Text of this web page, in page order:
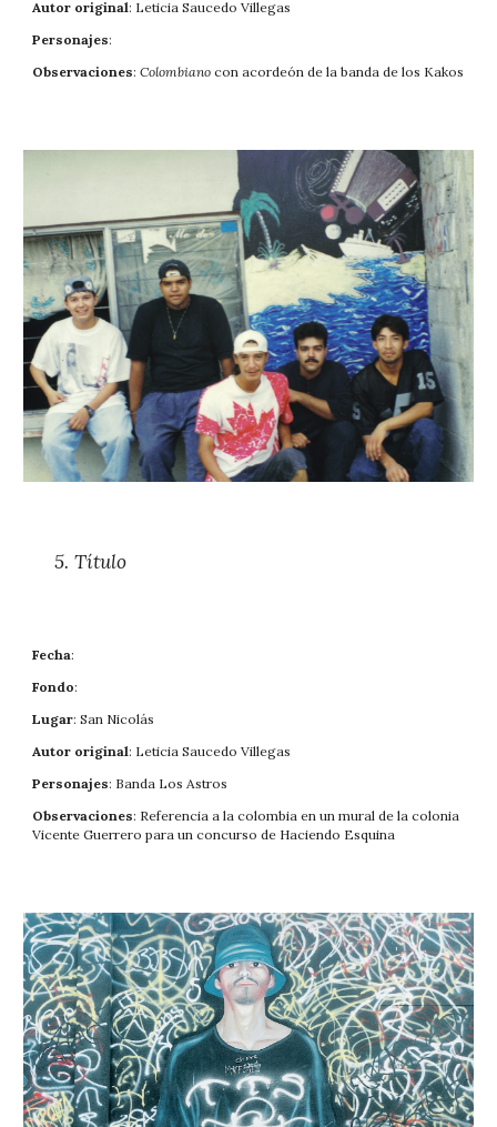
Autor original: Leticia Saucedo Villegas
Personajes:
Observaciones: Colombiano con acordeón de la banda de los Kakos
5. Título
Fecha:
Fondo:
Lugar: San Nicolás
Autor original: Leticia Saucedo Villegas
Personajes: Banda Los Astros
Observaciones: Referencia a la colombia en un mural de la colonia
Vicente Guerrero para un concurso de Haciendo Esquina